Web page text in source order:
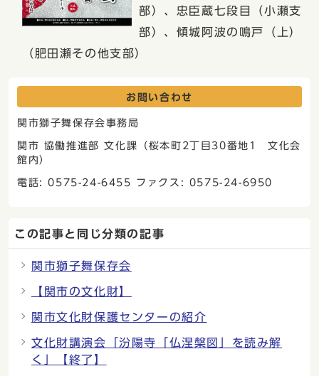
部）、忠臣蔵七段目（小瀬支
部）、傾城阿波の鳴戸（上）
（肥田瀬その他支部）
お問い合わせ
関市獅子舞保存会事務局
関市 協働推進部 文化課（桜本町2丁目30番地1 文化会
館内）
電話: 0575-24-6455 ファクス: 0575-24-6950
この記事と同じ分類の記事
関市獅子舞保存会
【関市の文化財】
関市文化財保護センターの紹介
文化財講演会「汾陽寺「仏涅槃図」を読み解
く」【終了】